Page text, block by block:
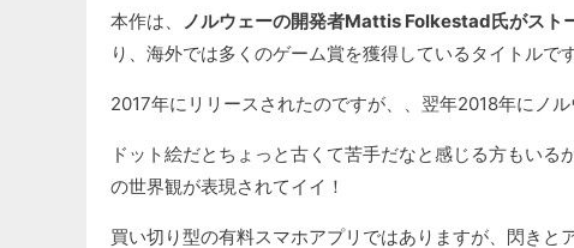
本作は、 ノルウェーの開発者Mattis Folkestad氏がスト
り、海外では多くのゲーム賞を獲得しているタイトルです
2017年にリリースされたのですが、、翌年2018年にノ
ドット絵だとちょっと古くて苦手だなと感じる方もい
の世界観が表現されてイイ！
買い切り型の有料スマホアプリではありますが、閃き